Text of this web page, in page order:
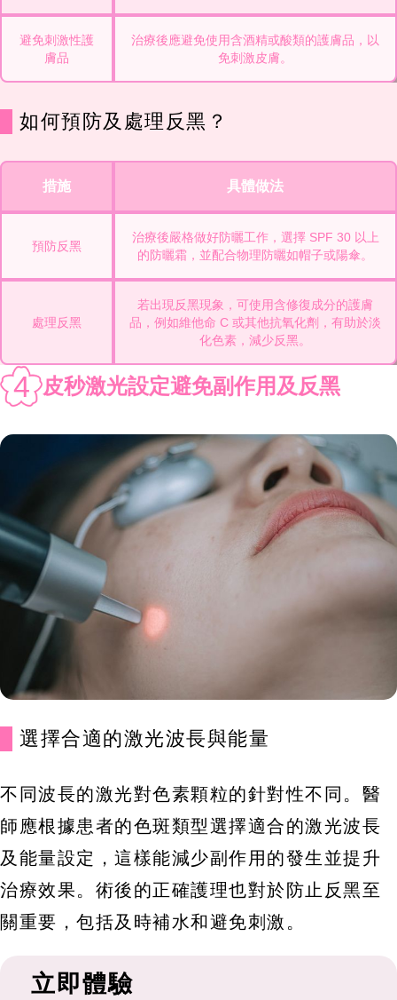
避免刺激性護
膚品
治療後應避免使用含酒精或酸類的護膚品，以
免刺激皮膚。
如何預防及處理反黑？
措施 具體做法
預防反黑
治療後嚴格做好防曬工作，選擇 SPF 30 以上
的防曬霜，並配合物理防曬如帽子或陽傘。
處理反黑
若出現反黑現象，可使用含修復成分的護膚
品，例如維他命 C 或其他抗氧化劑，有助於淡
化色素，減少反黑。
4 皮秒激光設定避免副作用及反黑
選擇合適的激光波長與能量
不同波長的激光對色素顆粒的針對性不同。醫
師應根據患者的色斑類型選擇適合的激光波長
及能量設定，這樣能減少副作用的發生並提升
治療效果。術後的正確護理也對於防止反黑至
關重要，包括及時補水和避免刺激。
立即體驗